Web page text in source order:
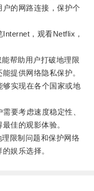
的网路连接，保护个
，观看Netflix，
帮助用户打破地理限
提供网络隐私保护。
实现在各个国家或地
要考虑速度稳定性、
佳的观影体验。
限制问题和保护网络
娱乐选择。